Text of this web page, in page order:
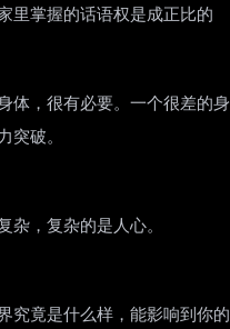
里掌握的话语权是成正比的
体，很有必要。一个很差的
突破。
杂，复杂的是人心。
究竟是什么样，能影响到你